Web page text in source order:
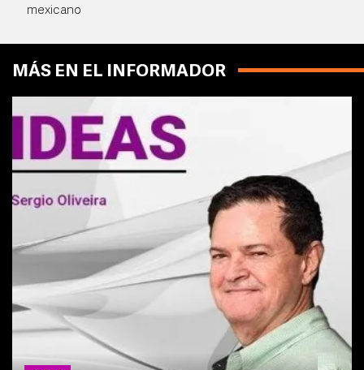
mexicano
MÁS EN EL INFORMADOR